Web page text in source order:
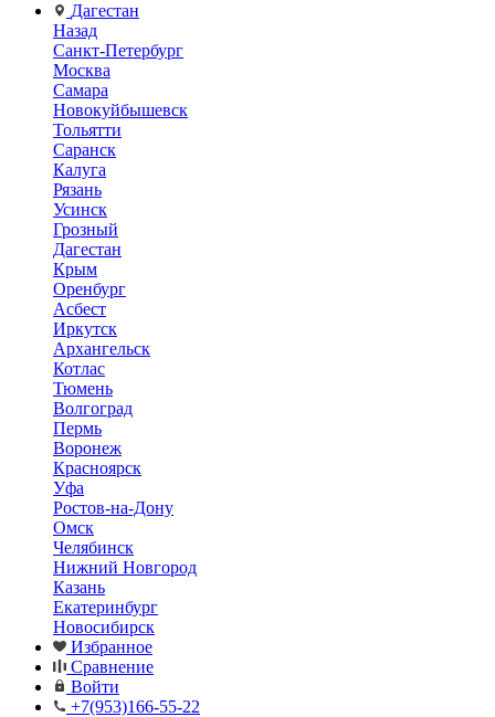
Дагестан
Назад
Санкт-Петербург
Москва
Самара
Новокуйбышевск
Тольятти
Саранск
Калуга
Рязань
Усинск
Грозный
Дагестан
Крым
Оренбург
Асбест
Иркутск
Архангельск
Котлас
Тюмень
Волгоград
Пермь
Воронеж
Красноярск
Уфа
Ростов-на-Дону
Омск
Челябинск
Нижний Новгород
Казань
Екатеринбург
Новосибирск
Избранное
Сравнение
Войти
+7(953)166-55-22